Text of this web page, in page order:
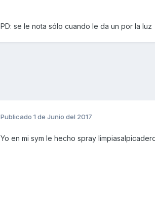
PD: se le nota sólo cuando le da un por la luz
Publicado 1 de Junio del 2017
Yo en mi sym le hecho spray